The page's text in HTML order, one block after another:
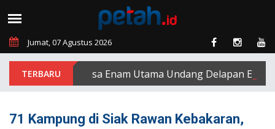
Jumat, 07 Agustus 2026
PT Padasa Enam Utama Undang Delapan Eks
71 Kampung di Siak Rawan Kebakaran,